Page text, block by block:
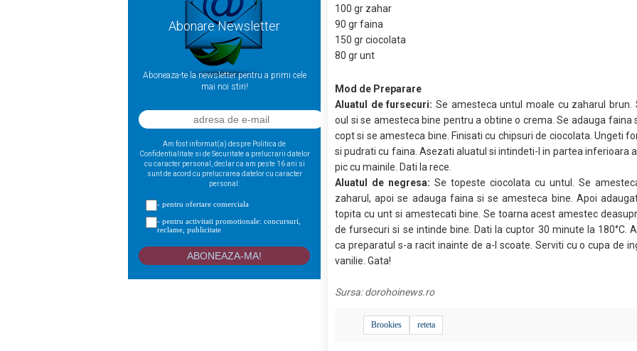
Abonare Newsletter
Aboneaza-te la newsletter pentru a primi cele
mai noi stiri!
Am fost informat(a) despre Politica de
Confidentialitate si de Securitate a prelucrarii datelor
cu caracter personal, declar ca am peste 16 ani si
sunt de acord cu prelucrarea datelor cu caracter
personal:
- pentru ofertare comerciala
- pentru activitati promotionale: concursuri,
reclame, publicitate
100 gr zahar
90 gr faina
150 gr ciocolata
80 gr unt
Mod de Preparare
Aluatul de fursecuri:Se amesteca untul moale cu zaharul brun.
oul si se amesteca bine pentru a obtine o crema. Se adauga faina
copt si se amesteca bine. Finisati cu chipsuri de ciocolata. Ungeti
si pudrati cu faina. Asezati aluatul si intindeti-l in partea inferioara
pic cu mainile. Dati la rece.
Aluatul de negresa:Se topeste ciocolata cu untul. Se
zaharul, apoi se adauga faina si se amesteca bine. Apoi
topita cu unt si amestecati bine. Se toarna acest amestec
de fursecuri si se intinde bine. Dati la cuptor 30 minute la 180°C.
ca preparatul s-a racit inainte de a-l scoate. Serviti cu o cupa de
vanilie. Gata!
Sursa:dorohoinews.ro
Brookies reteta